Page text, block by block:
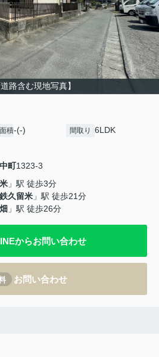
道路含む現地写真】
積-(-) 間取り 6LDK
町1323-3
」駅 徒歩3分
久留米 」駅 徒歩21分
」駅 徒歩26分
からお問い合わせ
お問い合わせ